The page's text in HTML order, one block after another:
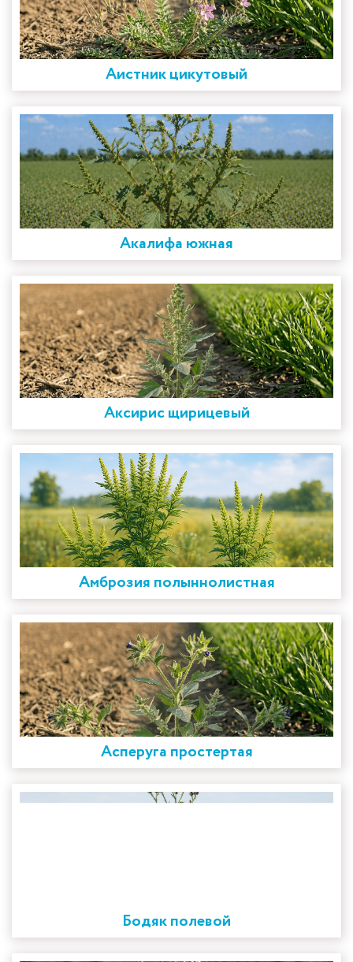
Аистник цикутовый
Акалифа южная
Аксирис щирицевый
Амброзия полыннолистная
Асперуга простертая
Бодяк полевой